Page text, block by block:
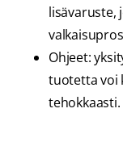
lisävaruste,
Ohjeet:
tuotetta voi
tehokkaasti.